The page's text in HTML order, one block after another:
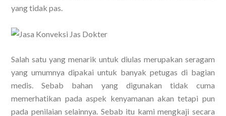
yang tidak pas.
Salah satu yang menarik untuk diulas merupakan seragam
yang umumnya dipakai untuk banyak petugas di bagian
medis. Sebab bahan yang digunakan tidak cuma
memerhatikan pada aspek kenyamanan akan tetapi pun
pada penilaian selainnya. Sebab itu kami mengkaji secara